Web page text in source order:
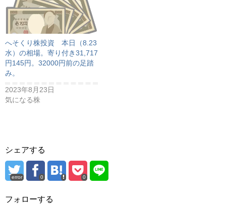
へそくり株投資 本日（8.23
水）の相場。寄り付き31,717
円145円。32000円前の足踏
み。
2023年8月23日
気になる株
シェアする
error 0 0
フォローする